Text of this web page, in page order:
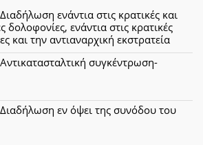
ενάντια στις κρατικές και
δολοφονίες, ενάντια στις κρατικές
και την αντιαναρχική εκστρατεία
συγκέντρωση-
εν όψει της συνόδου του